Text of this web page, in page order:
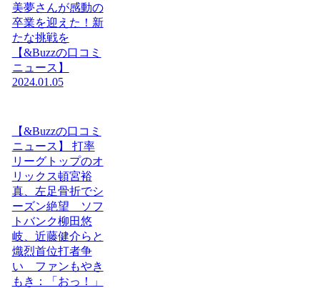
美夢さんが感動の
卒業を迎えた！新
たな挑戦を
【&Buzzの口コミ
ニュース】
2024.01.05
【&Buzzの口コミ
ニュース】 打率
リーグトップのオ
リックス頓宮裕
真、左足骨折でシ
ーズン絶望 ソフ
トバンク柳田悠
岐、近藤健介らと
熾烈首位打者争
い ファンもやき
もき：「おっ！」